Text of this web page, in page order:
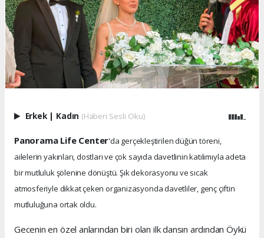
Erkek | Kadın (Haberi Sesli Oku)
Panorama Life Center'da gerçekleştirilen düğün töreni,
ailelerin yakınları, dostları ve çok sayıda davetlinin katılımıyla adeta
bir mutluluk şölenine dönüştü. Şık dekorasyonu ve sıcak
atmosferiyle dikkat çeken organizasyonda davetliler, genç çiftin
mutluluğuna ortak oldu.
Gecenin en özel anlarından biri olan ilk dansın ardından Öykü